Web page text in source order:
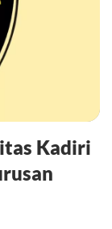
Kadiri